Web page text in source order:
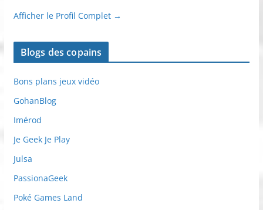
Afficher le Profil Complet →
Blogs des copains
Bons plans jeux vidéo
GohanBlog
Imérod
Je Geek Je Play
Julsa
PassionaGeek
Poké Games Land